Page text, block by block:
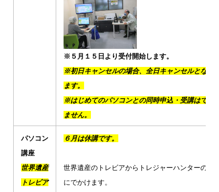
※５月１５日より受付開始します。
※初日キャンセルの場合、全日キャンセルとなり
ます。
※はじめてのパソコンとの同時申込・受講はでき
ません。
パソコン
講座
世界遺産
トレビア
６月は休講です。
世界遺産のトレビアからトレジャーハンターの旅
にでかけます。